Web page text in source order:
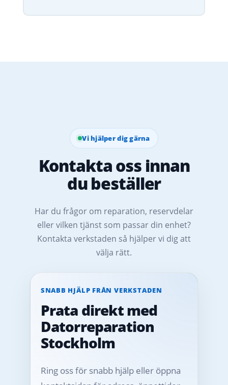
Vi hjälper dig gärna
Kontakta oss innan
du beställer
Har du frågor om reparation, reservdelar
eller vilken tjänst som passar din enhet?
Kontakta verkstaden så hjälper vi dig att
välja rätt.
SNABB HJÄLP FRÅN VERKSTADEN
Prata direkt med
Datorreparation
Stockholm
Ring oss för snabb hjälp eller öppna